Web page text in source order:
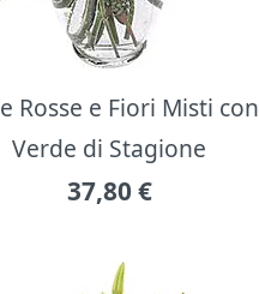
Rosse e Fiori Misti con
Verde di Stagione
37,80 €